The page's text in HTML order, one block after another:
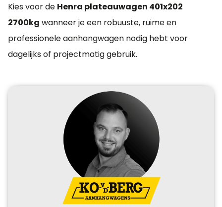
Kies voor de Henra plateauwagen 401x202
2700kg wanneer je een robuuste, ruime en
professionele aanhangwagen nodig hebt voor
dagelijks of projectmatig gebruik.